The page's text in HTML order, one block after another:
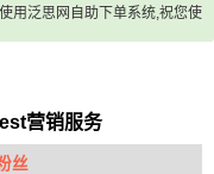
泛思网自助下单系统,祝您使用
营销服务
丝